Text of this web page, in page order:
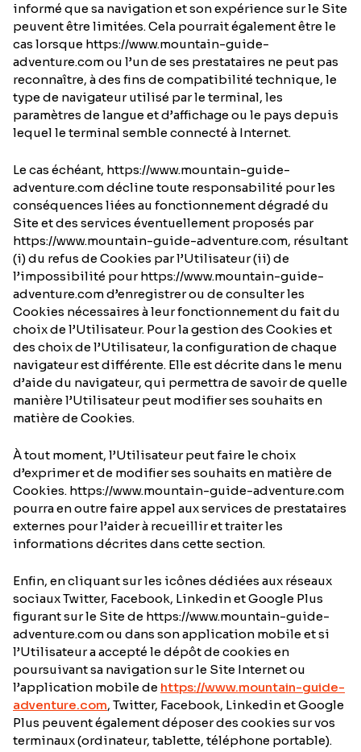
informé que sa navigation et son expérience sur le Site
peuvent être limitées. Cela pourrait également être le
cas lorsque https://www.mountain-guide-
adventure.com ou l’un de ses prestataires ne peut pas
reconnaître, à des fins de compatibilité technique, le
type de navigateur utilisé par le terminal, les
paramètres de langue et d’affichage ou le pays depuis
lequel le terminal semble connecté à Internet.
Le cas échéant, https://www.mountain-guide-
adventure.com décline toute responsabilité pour les
conséquences liées au fonctionnement dégradé du
Site et des services éventuellement proposés par
https://www.mountain-guide-adventure.com, résultant
(i) du refus de Cookies par l’Utilisateur (ii) de
l’impossibilité pour https://www.mountain-guide-
adventure.com d’enregistrer ou de consulter les
Cookies nécessaires à leur fonctionnement du fait du
choix de l’Utilisateur. Pour la gestion des Cookies et
des choix de l’Utilisateur, la configuration de chaque
navigateur est différente. Elle est décrite dans le menu
d’aide du navigateur, qui permettra de savoir de quelle
manière l’Utilisateur peut modifier ses souhaits en
matière de Cookies.
À tout moment, l’Utilisateur peut faire le choix
d’exprimer et de modifier ses souhaits en matière de
Cookies. https://www.mountain-guide-adventure.com
pourra en outre faire appel aux services de prestataires
externes pour l’aider à recueillir et traiter les
informations décrites dans cette section.
Enfin, en cliquant sur les icônes dédiées aux réseaux
sociaux Twitter, Facebook, Linkedin et Google Plus
figurant sur le Site de https://www.mountain-guide-
adventure.com ou dans son application mobile et si
l’Utilisateur a accepté le dépôt de cookies en
poursuivant sa navigation sur le Site Internet ou
l’application mobile de https://www.mountain-guide-
adventure.com, Twitter, Facebook, Linkedin et Google
Plus peuvent également déposer des cookies sur vos
terminaux (ordinateur, tablette, téléphone portable).